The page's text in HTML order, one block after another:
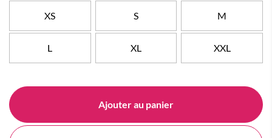
XS S M
L XL XXL
Ajouter au panier